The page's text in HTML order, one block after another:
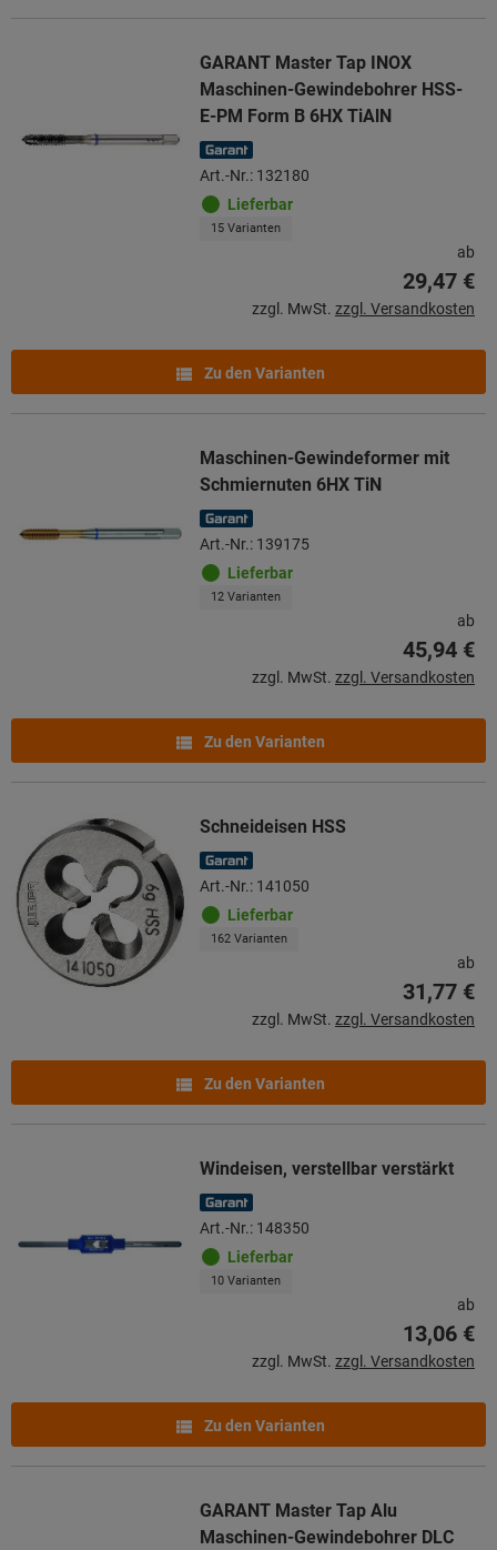
GARANT Master Tap INOX
Maschinen-Gewindebohrer HSS-
E-PM Form B 6HX TiAlN
Art.-Nr.: 132180
Lieferbar
15 Varianten
ab
29,47 €
zzgl. MwSt. zzgl. Versandkosten
Zu den Varianten
Maschinen-Gewindeformer mit
Schmiernuten 6HX TiN
Art.-Nr.: 139175
Lieferbar
12 Varianten
ab
45,94 €
zzgl. MwSt. zzgl. Versandkosten
Zu den Varianten
Schneideisen HSS
Art.-Nr.: 141050
Lieferbar
162 Varianten
ab
31,77 €
zzgl. MwSt. zzgl. Versandkosten
Zu den Varianten
Windeisen, verstellbar verstärkt
Art.-Nr.: 148350
Lieferbar
10 Varianten
ab
13,06 €
zzgl. MwSt. zzgl. Versandkosten
Zu den Varianten
GARANT Master Tap Alu
Maschinen-Gewindebohrer DLC